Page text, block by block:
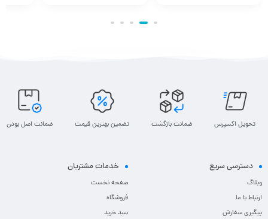
تحویل اکسپرس ضمانت بازگشت تضمین بهترین قیمت ضمانت اصل بودن
دسترسی سریع
وبلاگ
ارتباط با ما
پیگیری سفارش
خدمات مشتریان
صفحه نخست
فروشگاه
سبد خرید